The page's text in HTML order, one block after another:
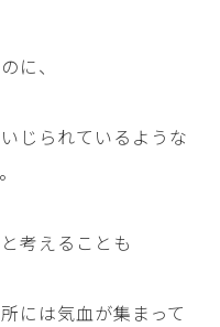
に、
じられているような
考えることも
には気血が集まって